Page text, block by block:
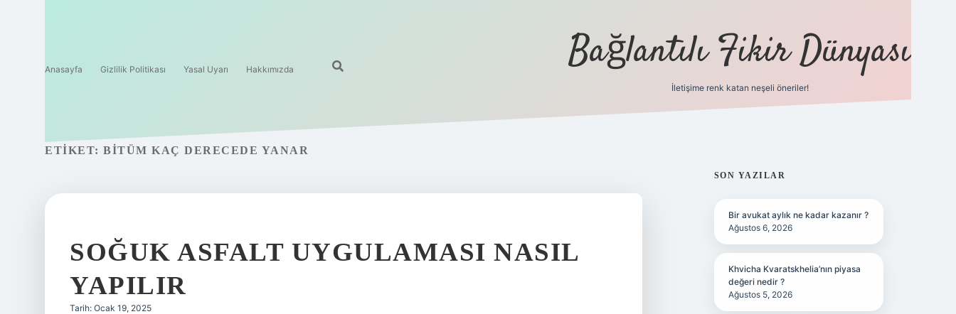
Anasayfa Gizlilik Politikası Yasal Uyarı Hakkımızda Bağlantılı Fikir Dünyası
İletişime renk katan neşeli öneriler!
ETIKET: BITÜM KAÇ DERECEDE YANAR
SOĞUK ASFALT UYGULAMASI NASIL
YAPILIR
Tarih: Ocak 19, 2025
SIDEBAR
SON YAZILAR
Bir avukat aylık ne kadar kazanır ?
Ağustos 6, 2026
Khvicha Kvaratskhelia’nın piyasa
değeri nedir ?
Ağustos 5, 2026